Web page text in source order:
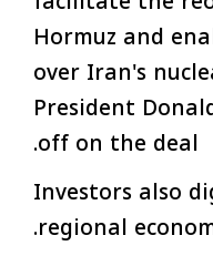
Hormuz and
over Iran's
President
off on the deal.
Investors also
regional